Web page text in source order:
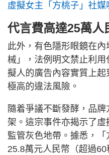
虛擬女主「方桃子」社
代言費高達25萬人
此外，有色隱形眼鏡在
械」，法例明文禁止利
擬人的廣告內容實質上
極高的違法風險。
隨着爭議不斷發酵，品
架。這宗事件亦揭示了
監管灰色地帶。據悉，
25.8萬元人民幣（超過